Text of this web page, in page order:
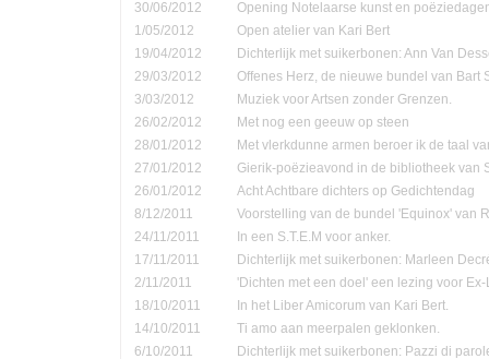
30/06/2012
Opening Notelaarse kunst en
1/05/2012
Open atelier van Kari Bert
19/04/2012
Dichterlijk met suikerbonen: Ann Van
29/03/2012
Offenes Herz, de nieuwe bundel van Bart
3/03/2012
Muziek voor Artsen zonder Grenzen.
26/02/2012
Met nog een geeuw op steen
28/01/2012
Met vlerkdunne armen beroer ik de taal
27/01/2012
Gierik-poëzieavond in de bibliotheek van
26/01/2012
Acht Achtbare dichters op Gedichtendag
8/12/2011
Voorstelling van de bundel 'Equinox' van
24/11/2011
In een S.T.E.M voor anker.
17/11/2011
Dichterlijk met suikerbonen: Marleen
2/11/2011
'Dichten met een doel' een lezing voor
18/10/2011
In het Liber Amicorum van Kari Bert.
14/10/2011
Ti amo aan meerpalen geklonken.
6/10/2011
Dichterlijk met suikerbonen: Pazzi di